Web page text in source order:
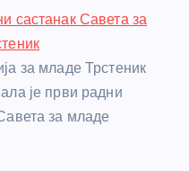
a
g
e
e
e
састанак Савета за
за младе Трстеник
је први радни
за младе